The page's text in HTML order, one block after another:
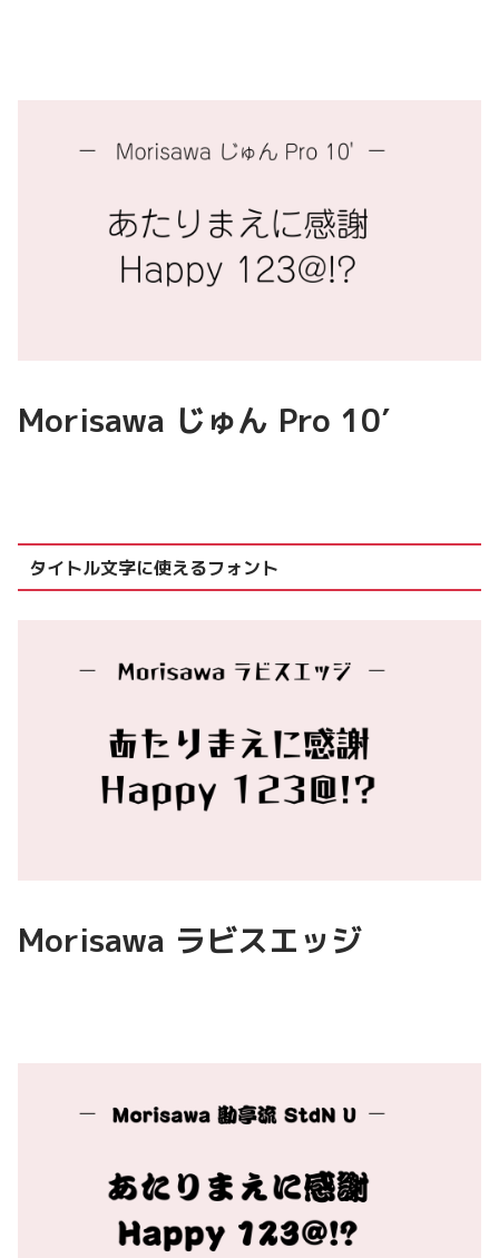
Morisawa じゅん Pro 10′
タイトル文字に使えるフォント
Morisawa ラビスエッジ